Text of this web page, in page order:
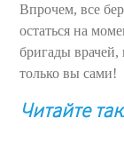
Впрочем, все
остаться на
бригады врачей,
только вы сами!
Читайте